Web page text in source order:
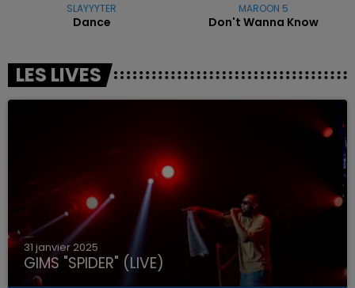
SLAYYYTER
Dance
MAROON 5
Don't Wanna Know
LES LIVES
31 janvier 2025
GIMS "SPIDER" (LIVE)